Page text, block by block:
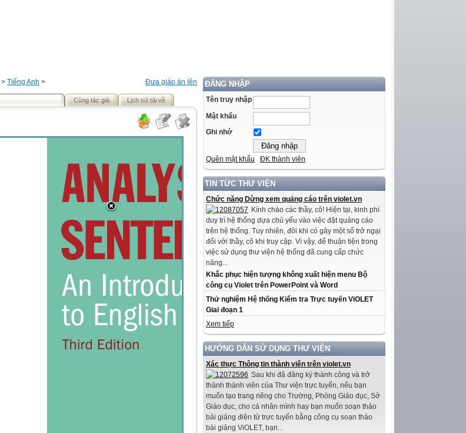
ĐĂNG NHẬP
Tên truy nhập
Mật khẩu
Ghi nhớ
Quên mật khẩu ĐK thành viên
TIN TỨC THƯ VIỆN
Chức năng Dừng xem quảng cáo trên violet.vn
Kính chào các thầy, cô! Hiện tại, kinh phí
duy trì hệ thống dựa chủ yếu vào việc đặt quảng cáo
trên hệ thống. Tuy nhiên, đôi khi có gây một số trở ngại
đối với thầy, cô khi truy cập. Vì vậy, để thuận tiện trong
việc sử dụng thư viện hệ thống đã cung cấp chức
năng...
Khắc phục hiện tượng không xuất hiện menu Bộ
công cụ Violet trên PowerPoint và Word
Thử nghiệm Hệ thống Kiểm tra Trực tuyến ViOLET
Giai đoạn 1
Xem tiếp
HƯỚNG DẪN SỬ DỤNG THƯ VIỆN
Xác thực Thông tin thành viên trên violet.vn
Sau khi đã đăng ký thành công và trở
thành thành viên của Thư viện trực tuyến, nếu bạn
muốn tạo trang riêng cho Trường, Phòng Giáo dục, Sở
Giáo dục, cho cá nhân mình hay bạn muốn soạn thảo
bài giảng điện tử trực tuyến bằng công cụ soạn thảo
bài giảng ViOLET, bạn...
Đưa giáo án lên
> Tiếng Anh >
Cùng tác giả Lịch sử tải về